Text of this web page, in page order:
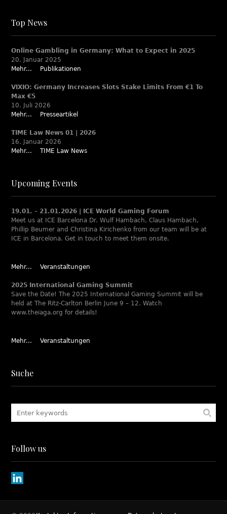
Top News
Online Gambling in Germany: What to Expect in 2025
20. Januar 2025
Mehr...
Publikationen
VIXIO: Germany Increases Slots Stake Limits From €1 To
Max €5
10. Juli 2026
Mehr...
Presseartikel
TIME Law News 01 | 2026
16. Januar 2026
Mehr...
TIME Law News
Upcoming Events
19.01. – 21.01.2026 | ICE World Gaming Forum
Meet us at ICE Barcelona Dr. Wulf Hambach, Claus Hambach,
Phillip Beumer and Christina Kirichenko from our team will be at
ICE in Barcelona. Get in touch to meet them onsite.
Mehr... Veranstaltungen
2025 International Gaming Summit
Save the Date! The 2025 International Gaming Summit will be
held at The Ritz-Carlton Berlin June 9 – 12. Watch
www.theiaga.org for details!
Mehr... Veranstaltungen
Suche
Follow us